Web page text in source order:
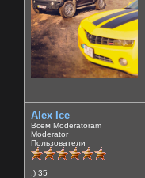
Alex Ice
Всем Moderatoram
Moderator
Пользователи
:) 35